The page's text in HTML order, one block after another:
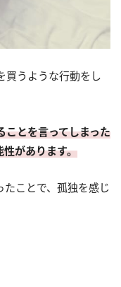
買うような行動をし
ことを言ってしまった
性があります。
ことで、孤独を感じ